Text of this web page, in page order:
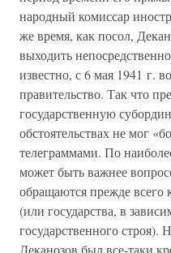
народный комиссар
же время, как посол,
выходить
известно, с 6 мая 1941 г.
правительство. Так что
государственную
обстоятельствах не мог
телеграммами. По
может быть важнее
обращаются прежде всего
(или государства, в
государственного строя).
Деканозов был все-таки